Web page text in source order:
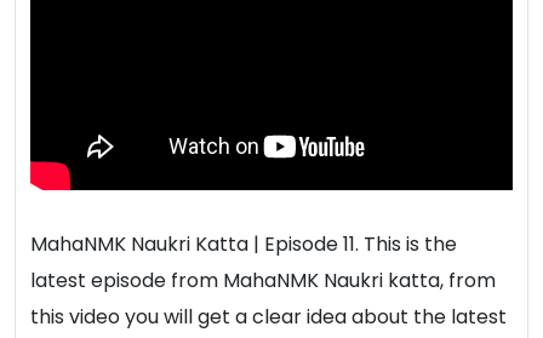
MahaNMK Naukri Katta | Episode 11. This is the
latest episode from MahaNMK Naukri katta, from
this video you will get a clear idea about the latest